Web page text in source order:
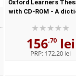
Oxford Learners
with CD-ROM - A
Paperback
156,70lei
PRP: 172,20 lei